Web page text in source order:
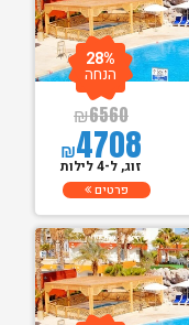
₪6560
₪4708
28%
הנחה
זוג, ל-4 לילות
פרטים